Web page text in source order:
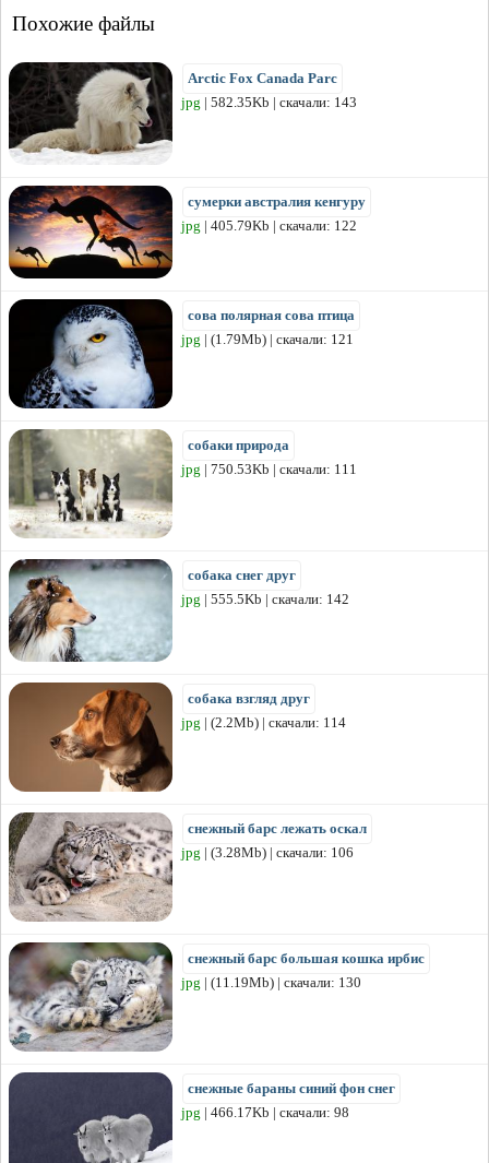
Похожие файлы
Arctic Fox Canada Parc
jpg | 582.35Kb | скачали: 143
сумерки австралия кенгуру
jpg | 405.79Kb | скачали: 122
сова полярная сова птица
jpg | (1.79Mb) | скачали: 121
собаки природа
jpg | 750.53Kb | скачали: 111
собака снег друг
jpg | 555.5Kb | скачали: 142
собака взгляд друг
jpg | (2.2Mb) | скачали: 114
снежный барс лежать оскал
jpg | (3.28Mb) | скачали: 106
снежный барс большая кошка ирбис
jpg | (11.19Mb) | скачали: 130
снежные бараны синий фон снег
jpg | 466.17Kb | скачали: 98